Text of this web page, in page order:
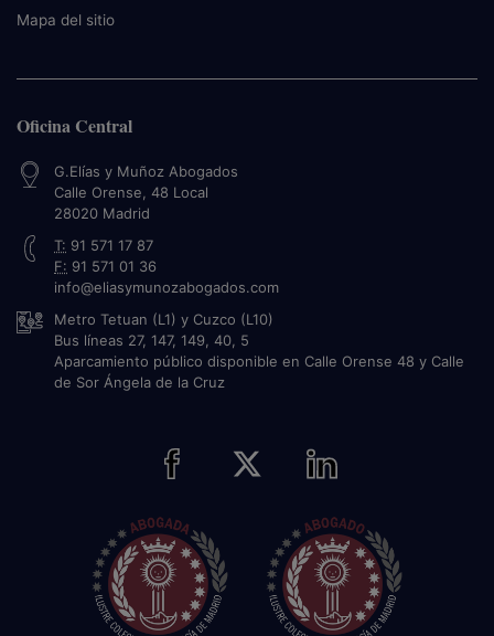
Mapa del sitio
Oficina Central
G.Elías y Muñoz Abogados
Calle Orense, 48 Local
28020 Madrid
T: 91 571 17 87
F: 91 571 01 36
info@eliasymunozabogados.com
Metro Tetuan (L1) y Cuzco (L10)
Bus líneas 27, 147, 149, 40, 5
Aparcamiento público disponible en Calle Orense 48 y Calle
de Sor Ángela de la Cruz